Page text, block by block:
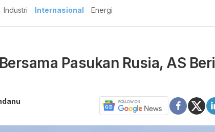
Industri Internasional Energi
Pasukan Rusia, AS Beri